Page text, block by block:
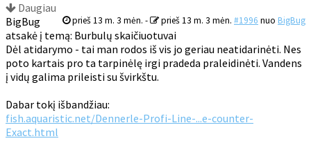
Daugiau
prieš 13 m. 3 mėn. - prieš 13 m. 3 mėn. #1996 nuo BigBug
BigBug
atsakė į temą: Burbulų skaičiuotuvai
Dėl atidarymo - tai man rodos iš vis jo geriau neatidarinėti. Nes
poto kartais pro ta tarpinėlę irgi pradeda praleidinėti. Vandens
į vidų galima prileisti su švirkštu.
Dabar tokį išbandžiau:
fish.aquaristic.net/Dennerle-Profi-Line-...e-counter-
Exact.html